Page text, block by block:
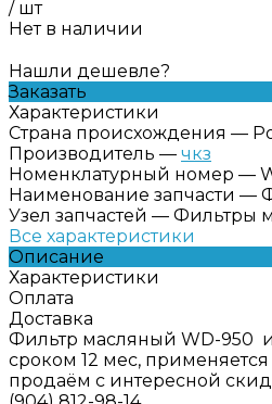
/ шт
Нет в наличии
Нашли дешевле?
Заказать
Характеристики
Страна происхождения —
Производитель — чкз
Номенклатурный номер —
Наименование запчасти —
Узел запчастей — Фильтры
Все характеристики
Описание
Характеристики
Оплата
Доставка
Фильтр масляный WD-950
сроком 12 мес,
продаём с интересной